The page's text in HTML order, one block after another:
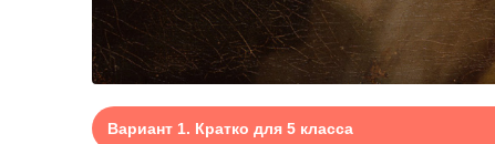
Вариант 1. Кратко для 5 класса